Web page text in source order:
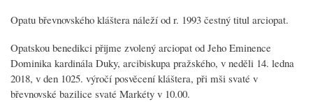
Opatu břevnovského kláštera náleží od r. 1993 čestný titul arciopat.
Opatskou benedikci přijme zvolený arciopat od Jeho Eminence
Dominika kardinála Duky, arcibiskupa pražského, v neděli 14. ledna
2018, v den 1025. výročí posvěcení kláštera, při mši svaté v
břevnovské bazilice svaté Markéty v 10.00.